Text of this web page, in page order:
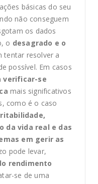
básicas do seu
não conseguem
os dados
o desagrado e o
tentar resolver a
possível. Em casos
verificar-se
mais significativos
como é o caso
da vida real e das
em gerir as
pode levar,
rendimento
se de uma